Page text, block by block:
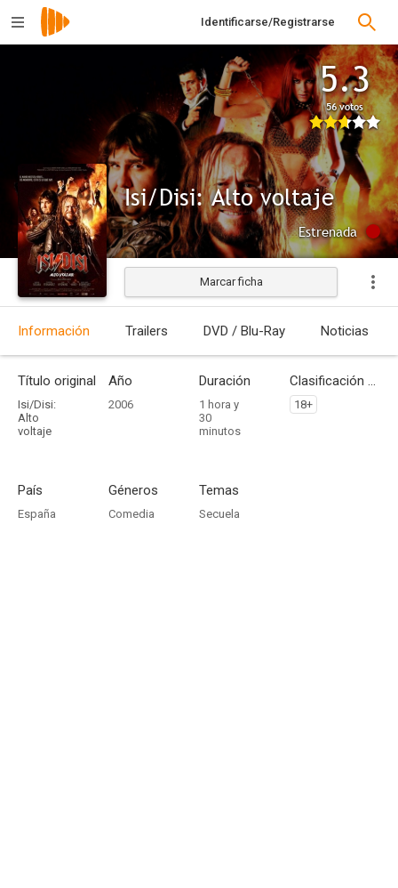
Identificarse/Registrarse
5.3
56 votos
Isi/Disi: Alto voltaje
Estrenada
Marcar ficha
Información Trailers DVD / Blu-Ray Noticias
Título original
Isi/Disi:
Alto
voltaje
Año
2006
Duración
1 hora y
30
minutos
Clasificación por edades
18+
País
España
Géneros
Comedia
Temas
Secuela